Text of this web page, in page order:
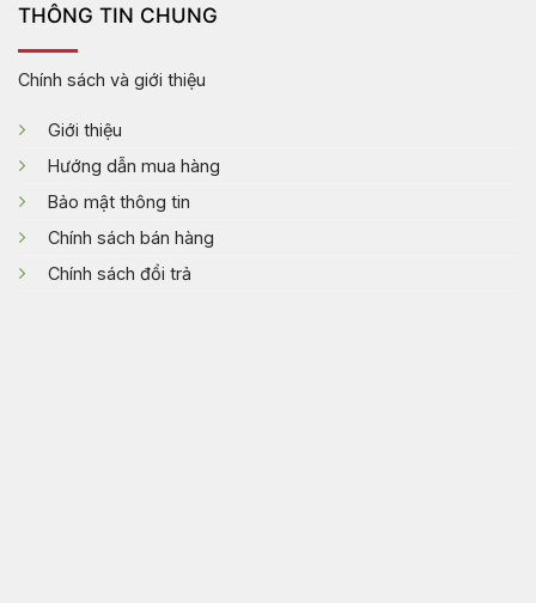
THÔNG TIN CHUNG
Chính sách và giới thiệu
Giới thiệu
Hướng dẫn mua hàng
Bảo mật thông tin
Chính sách bán hàng
Chính sách đổi trả